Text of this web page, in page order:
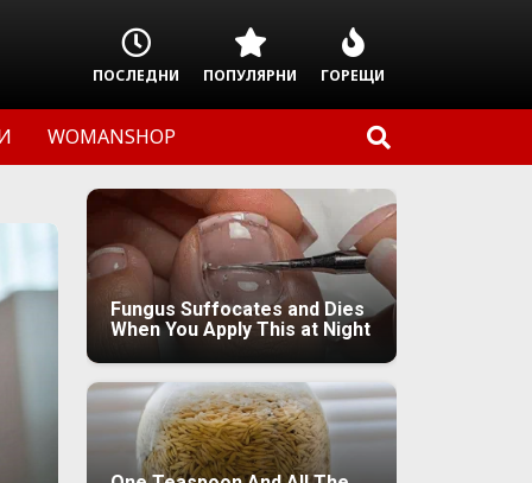
ПОСЛЕДНИ ПОПУЛЯРНИ ГОРЕЩИ
WOMANSHOP
Fungus Suffocates and Dies
When You Apply This at Night